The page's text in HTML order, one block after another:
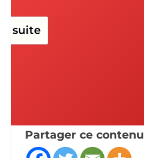
suite
Partager ce contenu